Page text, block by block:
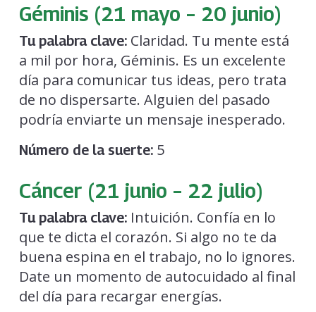
Géminis (21 mayo – 20 junio)
Tu palabra clave:Claridad. Tu mente está
a mil por hora, Géminis. Es un excelente
día para comunicar tus ideas, pero trata
de no dispersarte. Alguien del pasado
podría enviarte un mensaje inesperado.
Número de la suerte:5
Cáncer (21 junio – 22 julio)
Tu palabra clave:Intuición. Confía en lo
que te dicta el corazón. Si algo no te da
buena espina en el trabajo, no lo ignores.
Date un momento de autocuidado al final
del día para recargar energías.